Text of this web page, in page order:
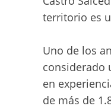
territorio es
Uno de los
considerado
en
de más de